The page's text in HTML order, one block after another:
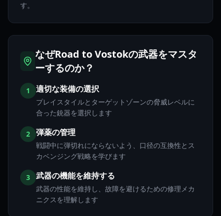
す。
なぜRoad to Vostokの武器をマスタ
ーするのか？
1 適切な装備の選択
プレイスタイルとターゲットゾーンの脅威レベルに
合った銃器を選択します
2 弾薬の管理
戦闘中に弾切れにならないよう、口径の互換性とス
カベンジング戦略を学びます
3 武器の機能を維持する
武器の性能を維持し、故障を避けるための修理メカ
ニクスを理解します